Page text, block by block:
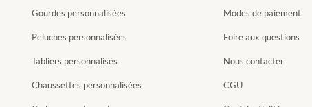
Gourdes personnalisées
Peluches personnalisées
Tabliers personnalisés
Chaussettes personnalisées
Modes de paiement
Foire aux questions
Nous contacter
CGU